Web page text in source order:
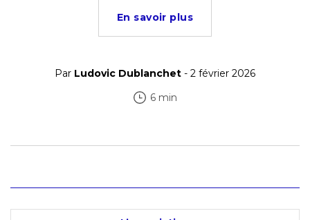
En savoir plus
Par Ludovic Dublanchet - 2 février 2026
6 min